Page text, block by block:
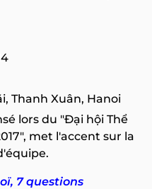
Thanh Xuân, Hanoi
lors du "Đại hội Thể
met l'accent sur la
7 questions